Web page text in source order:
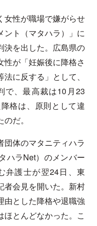
女性が職場で嫌がらせ
ント（マタハラ）」に
決を出した。広島県の
が「妊娠後に降格さ
に反する」として、
で、最高裁は10月23
格は、原則として違
だ。
団体のマタニティハラ
ハラNet）のメンバー
弁護士が翌24日、東
者会見を開いた。新村
由とした降格や退職強
とんどなかった。こ